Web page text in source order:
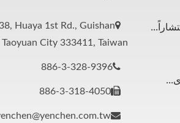
Huaya 1st Rd., Guishan
City 333411, Taiwan
886-3-328-9396
886-3-318-4050